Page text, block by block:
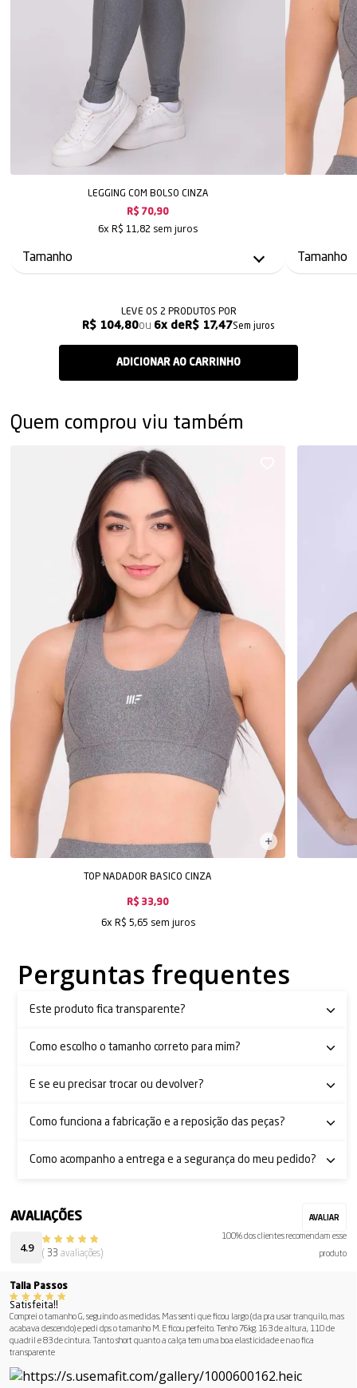
LEGGING COM BOLSO CINZA
R$ 70,90
6x R$ 11,82 sem juros
LEVE OS 2 PRODUTOS
R$ 104,80 6x R$ 17,47Sem juros
Quem comprou viu também
TOP NADADOR BASICO CINZA
R$ 33,90
6x R$ 5,65 sem juros
Perguntas frequentes
Este produto fica transparente?
Como escolho o tamanho correto para mim?
E se eu precisar trocar ou devolver?
Como funciona a fabricação e a reposição das peças?
Como acompanho a entrega e a segurança do meu pedido?
4.9 33 avaliações)
100% dos clientes recomendam esse
produto
Talia Passos
Satisfeita!!
Comprei o tamanho G, seguindo as medidas. Mas senti que ficou largo (da pra usar tranquilo, mas
acabava descendo) e pedi dps o tamanho M. E ficou perfeito. Tenho 76kg. 163 de altura, 110 de
quadril e 83 de cintura. Tanto short quanto a calça tem uma boa elasticidade e nao fica
transparente